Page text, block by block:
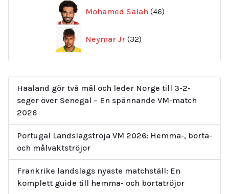
Mohamed Salah 46
produkter
Neymar Jr 32
produkter
Haaland gör två mål och leder Norge till 3-2-
seger över Senegal – En spännande VM-match
2026
Portugal Landslagströja VM 2026: Hemma-, borta-
och målvaktströjor
Frankrike landslags nyaste matchställ: En
komplett guide till hemma- och bortatröjor